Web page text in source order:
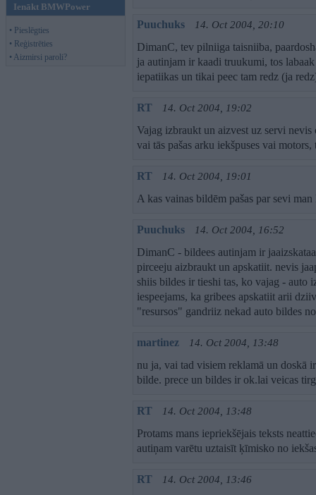
Ienākt BMWPower
• Pieslēgties
• Reģistrēties
• Aizmirsi paroli?
Puuchuks 14. Oct 2004, 20:10
DimanC, tev pilniiga taisniiba,
ja autinjam ir kaadi truukumi, tos
iepatiikas un tikai peec tam redz (ja
RT 14. Oct 2004, 19:02
Vajag izbraukt un aizvest uz servi
vai tās pašas arku iekšpuses vai
RT 14. Oct 2004, 19:01
A kas vainas bildēm pašas par sevi
Puuchuks 14. Oct 2004, 16:52
DimanC - bildees autinjam ir
pirceeju aizbraukt un apskatiit. nevis
shiis bildes ir tieshi tas, ko vajag - auto
iespeejams, ka gribees apskatiit arii
"resursos" gandriiz nekad auto bildes
martinez 14. Oct 2004, 13:48
nu ja, vai tad visiem reklamā un doskā
bilde. prece un bildes ir ok.lai veicas
RT 14. Oct 2004, 13:48
Protams mans iepriekšējais teksts
autiņam varētu uztaisīt ķīmisko no
RT 14. Oct 2004, 13:46